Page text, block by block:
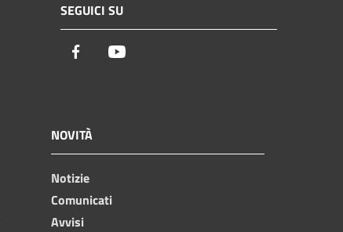
SEGUICI SU
Facebook
NOVITÀ
Notizie
Comunicati
Avvisi